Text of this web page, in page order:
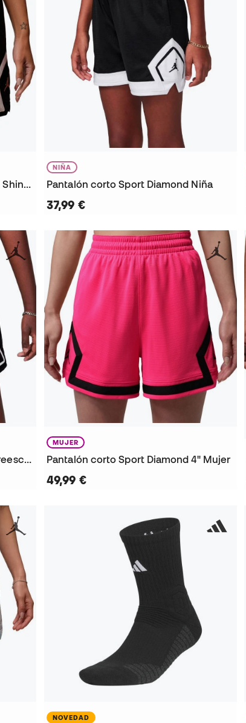
Pantalón corto Sport Diamond 4" Shine Mujer
NIÑA
Pantalón corto Sport Diamond Niña
37,99 €
Pantalón corto Sport Diamond Preescolar
MUJER
Pantalón corto Sport Diamond 4" Mujer
49,99 €
NOVEDAD